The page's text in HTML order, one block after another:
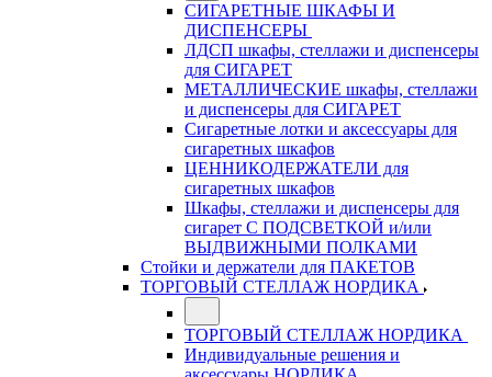
СИГАРЕТНЫЕ ШКАФЫ И
ДИСПЕНСЕРЫ
ЛДСП шкафы, стеллажи и диспенсеры
для СИГАРЕТ
МЕТАЛЛИЧЕСКИЕ шкафы, стеллажи
и диспенсеры для СИГАРЕТ
Сигаретные лотки и аксессуары для
сигаретных шкафов
ЦЕННИКОДЕРЖАТЕЛИ для
сигаретных шкафов
Шкафы, стеллажи и диспенсеры для
сигарет С ПОДСВЕТКОЙ и/или
ВЫДВИЖНЫМИ ПОЛКАМИ
Стойки и держатели для ПАКЕТОВ
ТОРГОВЫЙ СТЕЛЛАЖ НОРДИКА
ТОРГОВЫЙ СТЕЛЛАЖ НОРДИКА
Индивидуальные решения и